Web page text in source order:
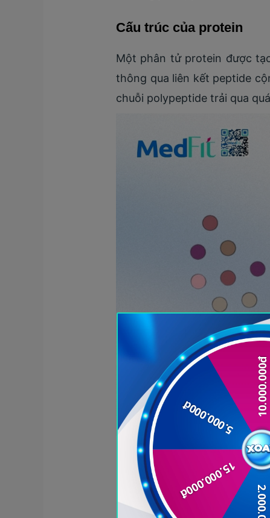
Cấu trúc của protein
Một phân tử protein được
thông qua liên kết peptide
chuỗi polypeptide trải qua
Mỗi loại protein có một
loại khác. Có hai nguồn
có một số điểm khác biệt là: